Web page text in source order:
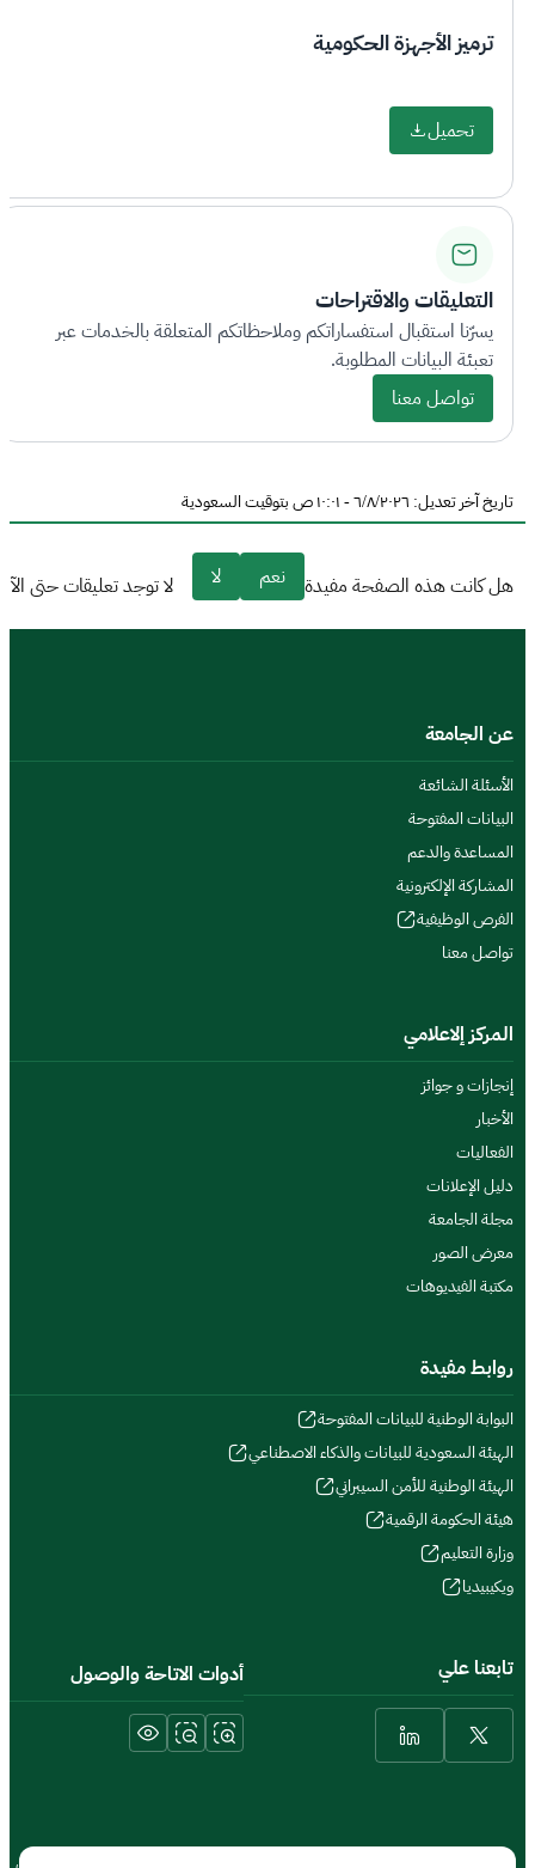
ترميز الأجهزة الحكومية
تحميل
التعليقات والاقتراحات
يسرّنا استقبال استفساراتكم وملاحظاتكم المتعلقة بالخدمات عبر
تعبئة البيانات المطلوبة.
تواصل معنا
تاريخ آخر تعديل: ٦/٨/٢٠٢٦ - ١٠:٠١ ص بتوقيت السعودية
هل كانت هذه الصفحة مفيدة نعم لا لا توجد تعليقات حتى
عن الجامعة
الأسئلة الشائعة
البيانات المفتوحة
المساعدة والدعم
المشاركة الإلكترونية
الفرص الوظيفية
تواصل معنا
المركز إلاعلامي
إنجازات و جوائز
الأخبار
الفعاليات
دليل الإعلانات
مجلة الجامعة
معرض الصور
مكتبة الفيديوهات
روابط مفيدة
البوابة الوطنية للبيانات المفتوحة
الهيئة السعودية للبيانات والذكاء الاصطناعي
الهيئة الوطنية للأمن السيبراني
هيئة الحكومة الرقمية
وزارة التعليم
ويكيبيديا
تابعنا علي أدوات الاتاحة والوصول
الموقع الجغرافي